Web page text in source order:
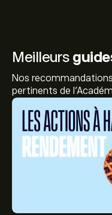
Meilleurs
Nos
pertinents de